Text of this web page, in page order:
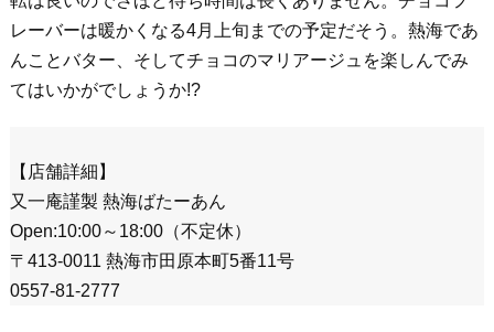
レーバーは暖かくなる4月上旬までの予定だそう。熱海であ
んことバター、そしてチョコのマリアージュを楽しんでみ
てはいかがでしょうか!?
【店舗詳細】
又一庵謹製 熱海ばたーあん
Open:10:00～18:00（不定休）
〒413-0011 熱海市田原本町5番11号
0557-81-2777